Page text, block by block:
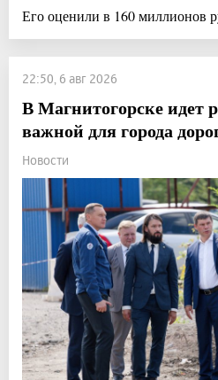
Его оценили в 160 миллионов
22:50, 6 авг 2026
В Магнитогорске идет
важной для города
Новости